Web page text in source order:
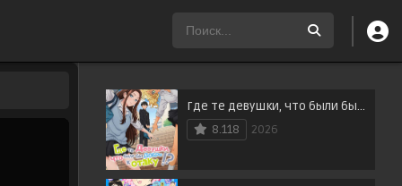
Где те девушки, что были бы добры к отаку?
8.118
2026